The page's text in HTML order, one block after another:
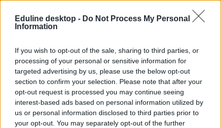
Eduline desktop - Do Not Process My Personal
Information
If you wish to opt-out of the sale, sharing to third parties, or
processing of your personal or sensitive information for
targeted advertising by us, please use the below opt-out
section to confirm your selection. Please note that after your
opt-out request is processed you may continue seeing
interest-based ads based on personal information utilized by
us or personal information disclosed to third parties prior to
your opt-out. You may separately opt-out of the further
pedagógusként dolgozott
mielőtt politikai pályára lépett volna. A helyi önkormányzatban és
térségi politikában évek óta aktív szerepet vállal.
Radics Béla a Fővárosi Közgyűlés Fidesz–KDNP-frakciójának
tagja, közgazdász végzettségű politikus. Emellett az erzsébetvárosi
Fidesz alelnöke is. Az elmúlt években főként budapesti
önkormányzati politikával foglalkozott.
Lannert Juditot váratlanul érte a miniszteri felkérés,
de pontosan látja, hol vannak a problémák az